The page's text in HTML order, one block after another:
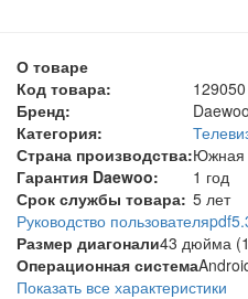
О товаре
Код товара:
129050
Бренд:
Daewoo
Категория:
Страна производства:Южная
Гарантия Daewoo:
1 год
Срок службы товара: 5 лет
Руководство пользователяpdf
Размер диагонали43 дюйма
Операционная система
Показать все характеристики